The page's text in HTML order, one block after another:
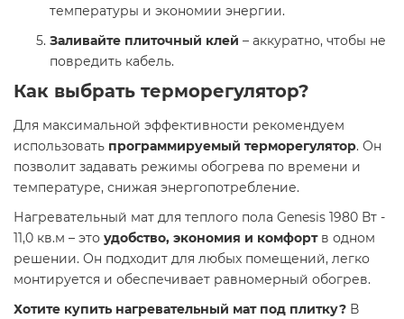
температуры и экономии энергии.
Заливайте плиточный клей – аккуратно, чтобы не
повредить кабель.
Как выбрать терморегулятор?
Для максимальной эффективности рекомендуем
использовать программируемый терморегулятор. Он
позволит задавать режимы обогрева по времени и
температуре, снижая энергопотребление.
Нагревательный мат для теплого пола Genesis 1980 Вт -
11,0 кв.м – это удобство, экономия и комфортв одном
решении. Он подходит для любых помещений, легко
монтируется и обеспечивает равномерный обогрев.
Хотите купить нагревательный мат под плитку? В